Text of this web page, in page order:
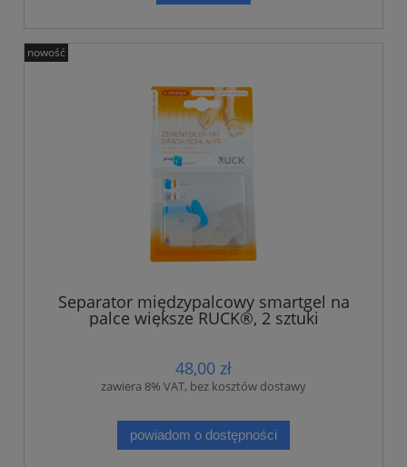
Separator międzypalcowy smartgel na
palce większe RUCK®, 2 sztuki
48,00 zł
zawiera 8% VAT, bez kosztów dostawy
powiadom o dostępności
nowość